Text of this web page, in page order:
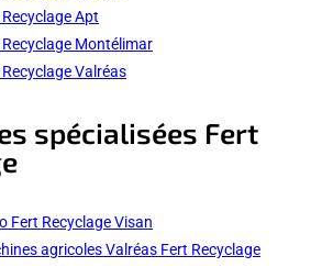
Apt
Montélimar
Valréas
spécialisées Fert
Fert Recyclage Visan
agricoles Valréas Fert Recyclage